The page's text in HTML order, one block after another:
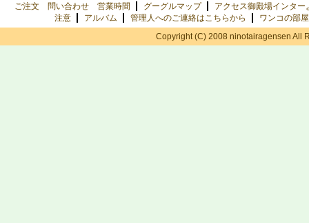
ご注文 問い合わせ 営業時間
グーグルマップ
アクセス御殿場インター
注意
アルバム 管理人へのご連絡はこちらから
ワンコの部屋
Copyright (C) 2008 ninotairagensen All